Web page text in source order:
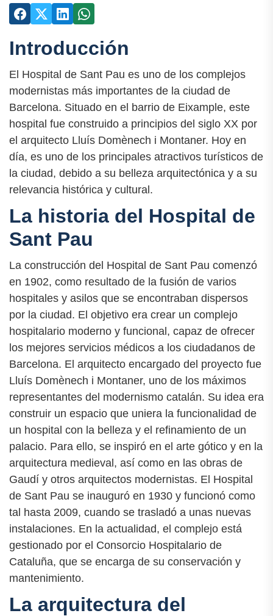
Introducción
El Hospital de Sant Pau es uno de los complejos
modernistas más importantes de la ciudad de
Barcelona. Situado en el barrio de Eixample, este
hospital fue construido a principios del siglo XX por
el arquitecto Lluís Domènech i Montaner. Hoy en
día, es uno de los principales atractivos turísticos de
la ciudad, debido a su belleza arquitectónica y a su
relevancia histórica y cultural.
La historia del Hospital de
Sant Pau
La construcción del Hospital de Sant Pau comenzó
en 1902, como resultado de la fusión de varios
hospitales y asilos que se encontraban dispersos
por la ciudad. El objetivo era crear un complejo
hospitalario moderno y funcional, capaz de ofrecer
los mejores servicios médicos a los ciudadanos de
Barcelona. El arquitecto encargado del proyecto fue
Lluís Domènech i Montaner, uno de los máximos
representantes del modernismo catalán. Su idea era
construir un espacio que uniera la funcionalidad de
un hospital con la belleza y el refinamiento de un
palacio. Para ello, se inspiró en el arte gótico y en la
arquitectura medieval, así como en las obras de
Gaudí y otros arquitectos modernistas. El Hospital
de Sant Pau se inauguró en 1930 y funcionó como
tal hasta 2009, cuando se trasladó a unas nuevas
instalaciones. En la actualidad, el complejo está
gestionado por el Consorcio Hospitalario de
Cataluña, que se encarga de su conservación y
mantenimiento.
La arquitectura del